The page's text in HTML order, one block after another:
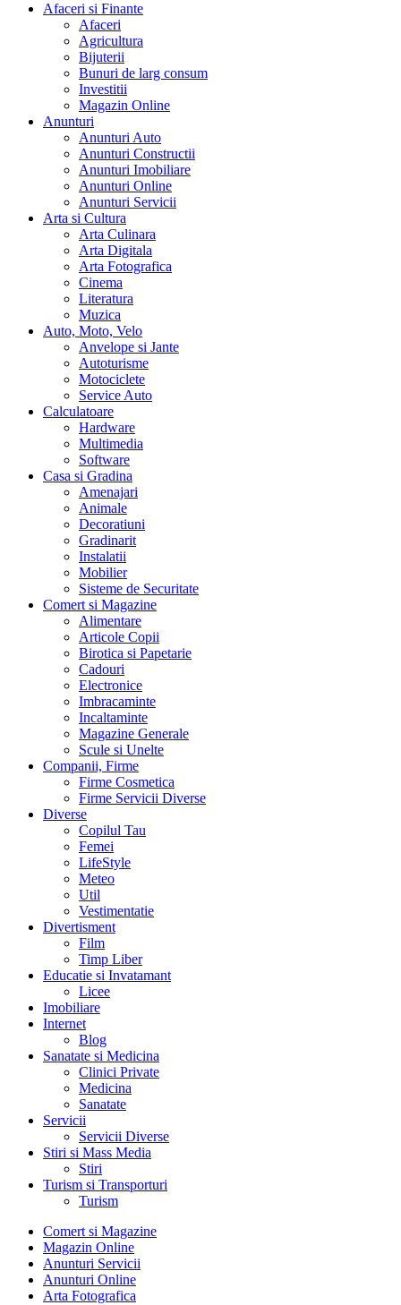
Afaceri si Finante
Afaceri
Agricultura
Bijuterii
Bunuri de larg consum
Investitii
Magazin Online
Anunturi
Anunturi Auto
Anunturi Constructii
Anunturi Imobiliare
Anunturi Online
Anunturi Servicii
Arta si Cultura
Arta Culinara
Arta Digitala
Arta Fotografica
Cinema
Literatura
Muzica
Auto, Moto, Velo
Anvelope si Jante
Autoturisme
Motociclete
Service Auto
Calculatoare
Hardware
Multimedia
Software
Casa si Gradina
Amenajari
Animale
Decoratiuni
Gradinarit
Instalatii
Mobilier
Sisteme de Securitate
Comert si Magazine
Alimentare
Articole Copii
Birotica si Papetarie
Cadouri
Electronice
Imbracaminte
Incaltaminte
Magazine Generale
Scule si Unelte
Companii, Firme
Firme Cosmetica
Firme Servicii Diverse
Diverse
Copilul Tau
Femei
LifeStyle
Meteo
Util
Vestimentatie
Divertisment
Film
Timp Liber
Educatie si Invatamant
Licee
Imobiliare
Internet
Blog
Sanatate si Medicina
Clinici Private
Medicina
Sanatate
Servicii
Servicii Diverse
Stiri si Mass Media
Stiri
Turism si Transporturi
Turism
Comert si Magazine
Magazin Online
Anunturi Servicii
Anunturi Online
Arta Fotografica